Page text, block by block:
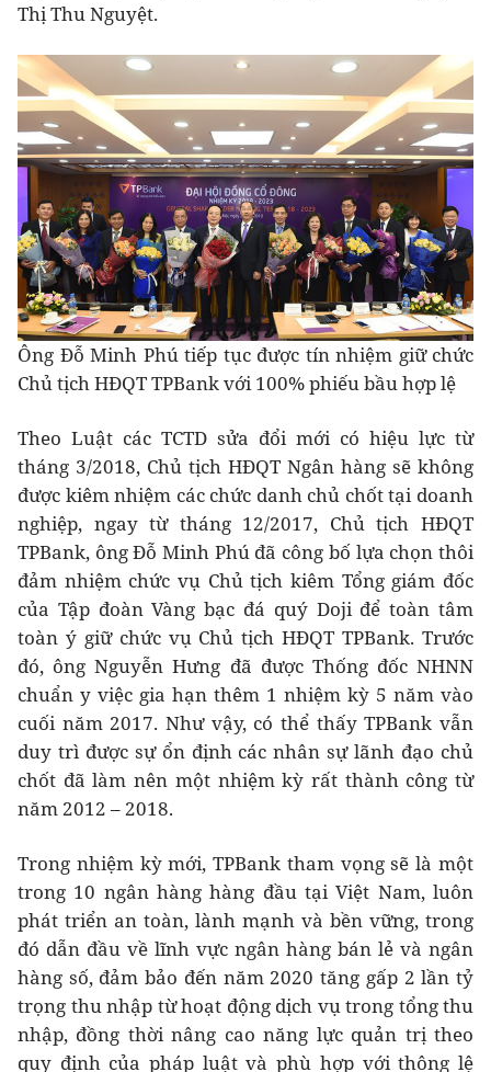
Thị Thu Nguyệt.
Ông Đỗ Minh Phú tiếp tục được tín nhiệm giữ chức
Chủ tịch HĐQT TPBank với 100% phiếu bầu hợp lệ
Theo Luật các TCTD sửa đổi mới có hiệu lực từ
tháng 3/2018, Chủ tịch HĐQT Ngân hàng sẽ không
được kiêm nhiệm các chức danh chủ chốt tại doanh
nghiệp, ngay từ tháng 12/2017, Chủ tịch HĐQT
TPBank, ông Đỗ Minh Phú đã công bố lựa chọn thôi
đảm nhiệm chức vụ Chủ tịch kiêm Tổng giám đốc
của Tập đoàn Vàng bạc đá quý Doji để toàn tâm
toàn ý giữ chức vụ Chủ tịch HĐQT TPBank. Trước
đó, ông Nguyễn Hưng đã được Thống đốc NHNN
chuẩn y việc gia hạn thêm 1 nhiệm kỳ 5 năm vào
cuối năm 2017. Như vậy, có thể thấy TPBank vẫn
duy trì được sự ổn định các nhân sự lãnh đạo chủ
chốt đã làm nên một nhiệm kỳ rất thành công từ
năm 2012 – 2018.
Trong nhiệm kỳ mới, TPBank tham vọng sẽ là một
trong 10 ngân hàng hàng đầu tại Việt Nam, luôn
phát triển an toàn, lành mạnh và bền vững, trong
đó dẫn đầu về lĩnh vực ngân hàng bán lẻ và ngân
hàng số, đảm bảo đến năm 2020 tăng gấp 2 lần tỷ
trọng thu nhập từ hoạt động dịch vụ trong tổng thu
nhập, đồng thời nâng cao năng lực quản trị theo
quy định của pháp luật và phù hợp với thông lệ